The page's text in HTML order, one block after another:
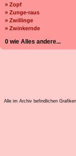
» Zopf
» Zunge-raus
» Zwillinge
» Zwinkernde
0 wie Alles andere...
Alle im Archiv befindlichen